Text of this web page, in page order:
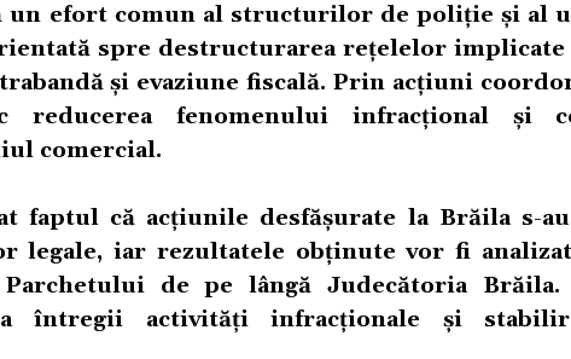
un efort comun al structurilor de poliție și al
spre destructurarea rețelelor
și evaziune fiscală. Prin acțiuni
reducerea fenomenului infracțional și
comercial.
faptul că acțiunile desfășurate la Brăila s-
legale, iar rezultatele obținute vor fi
de pe lângă Judecătoria Brăila.
întregii activități infracționale și